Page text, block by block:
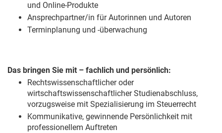
und Online-Produkte
Ansprechpartner/in für Autorinnen und Autoren
Terminplanung und -überwachung
Das bringen Sie mit – fachlich und persönlich:
Rechtswissenschaftlicher oder
wirtschaftswissenschaftlicher Studienabschluss,
vorzugsweise mit Spezialisierung im Steuerrecht
Kommunikative, gewinnende Persönlichkeit mit
professionellem Auftreten